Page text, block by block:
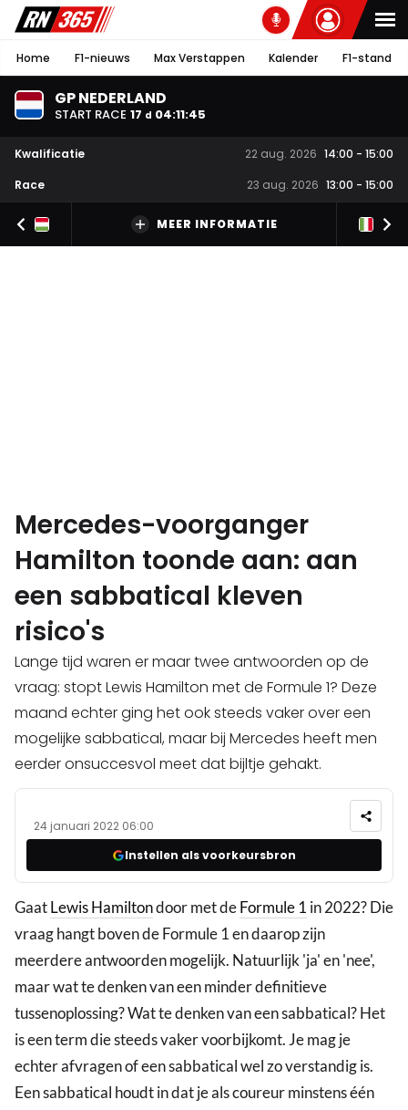
Home F1-nieuws Max Verstappen Kalender F1-stand
GP NEDERLAND
START RACE 17 d 04:11:44
Kwalificatie 22 aug. 2026 14:00 - 15:00
Race
23 aug. 2026 13:00 - 15:00
MEER INFORMATIE
Mercedes-voorganger
Hamilton toonde aan: aan
een sabbatical kleven
risico's
Lange tijd waren er maar twee antwoorden op de
vraag: stopt Lewis Hamilton met de Formule 1? Deze
maand echter ging het ook steeds vaker over een
mogelijke sabbatical, maar bij Mercedes heeft men
eerder onsuccesvol meet dat bijltje gehakt.
24 januari 2022 06:00
Instellen als voorkeursbron
GaatLewis Hamiltondoor met deFormule 1 in 2022? Die
vraag hangt boven de Formule 1 en daarop zijn
meerdere antwoorden mogelijk. Natuurlijk 'ja' en 'nee',
maar wat te denken van een minder definitieve
tussenoplossing? Wat te denken van een sabbatical? Het
is een term die steeds vaker voorbijkomt. Je mag je
echter afvragen of een sabbatical wel zo verstandig is.
Een sabbatical houdt in dat je als coureur minstens één